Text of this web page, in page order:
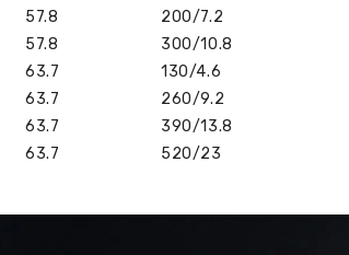
57.8 200/7.2
57.8 300/10.8
63.7 130/4.6
63.7 260/9.2
63.7 390/13.8
63.7 520/23